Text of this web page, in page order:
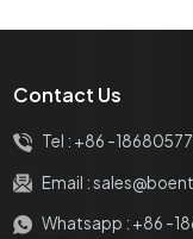
Contact Us
Tel : +86 -
Email :
Whatsapp : +86 -